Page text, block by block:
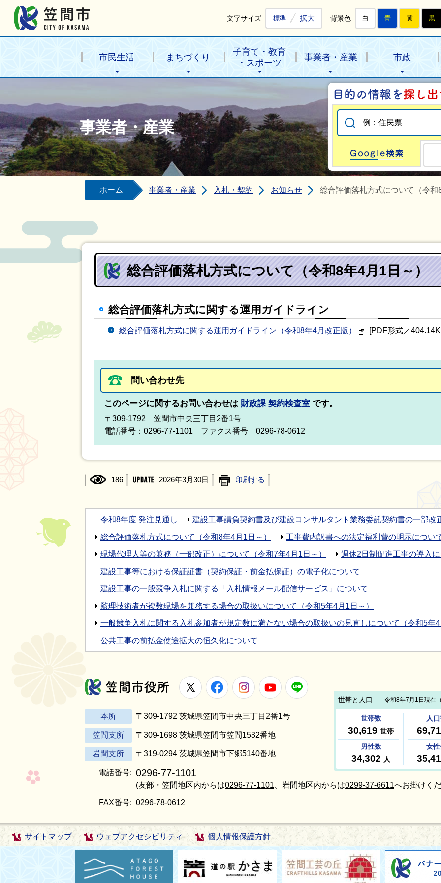
文字サイズ 標準 拡大 背景色 白 青 黄 黒
市民生活 まちづくり
子育て・教育
・スポーツ
事業者・産業 市政
事業者・産業
ホーム 事業者・産業 入札・契約 お知らせ 総合評価落札方式について（令和
総合評価落札方式について（令和8年4月1日～）
総合評価落札方式に関する運用ガイドライン
総合評価落札方式に関する運用ガイドライン（令和8年4月改正版） [PDF形式／
問い合わせ先
このページに関するお問い合わせは 財政課 契約検査室 です。
〒309-1792 笠間市中央三丁目2番1号
電話番号：0296-77-1101 ファクス番号：0296-78-0612
186 2026年3月30日 印刷する
令和8年度 発注見通し 建設工事請負契約書及び建設コンサルタント業務委託契約書の一部改
総合評価落札方式について（令和8年4月1日～） 工事費内訳書への法定福利費の明示につい
現場代理人等の兼務（一部改正）について（令和7年4月1日～） 週休2日制促進工事の導入
建設工事等における保証証書（契約保証・前金払保証）の電子化について
建設工事の一般競争入札に関する「入札情報メール配信サービス」について
監理技術者が複数現場を兼務する場合の取扱いについて（令和5年4月1日～）
一般競争入札に関する入札参加者が規定数に満たない場合の取扱いの見直しについて（令和5年
公共工事の前払金使途拡大の恒久化について
笠間市役所
X FacebookInstagramYoutube
本所 〒309-1792 茨城県笠間市中央三丁目2番1号
笠間支所 〒309-1698 茨城県笠間市笠間1532番地
岩間支所 〒319-0294 茨城県笠間市下郷5140番地
電話番号: 0296-77-1101
(友部・笠間地区内からは0296-77-1101 、岩間地区内からは0299-37-6611へお掛けく
FAX番号: 0296-78-0612
サイトマップ ウェブアクセシビリティ 個人情報保護方針